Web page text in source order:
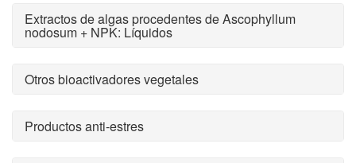
Extractos de algas procedentes de Ascophyllum
nodosum + NPK: Líquidos
Otros bioactivadores vegetales
Productos anti-estres